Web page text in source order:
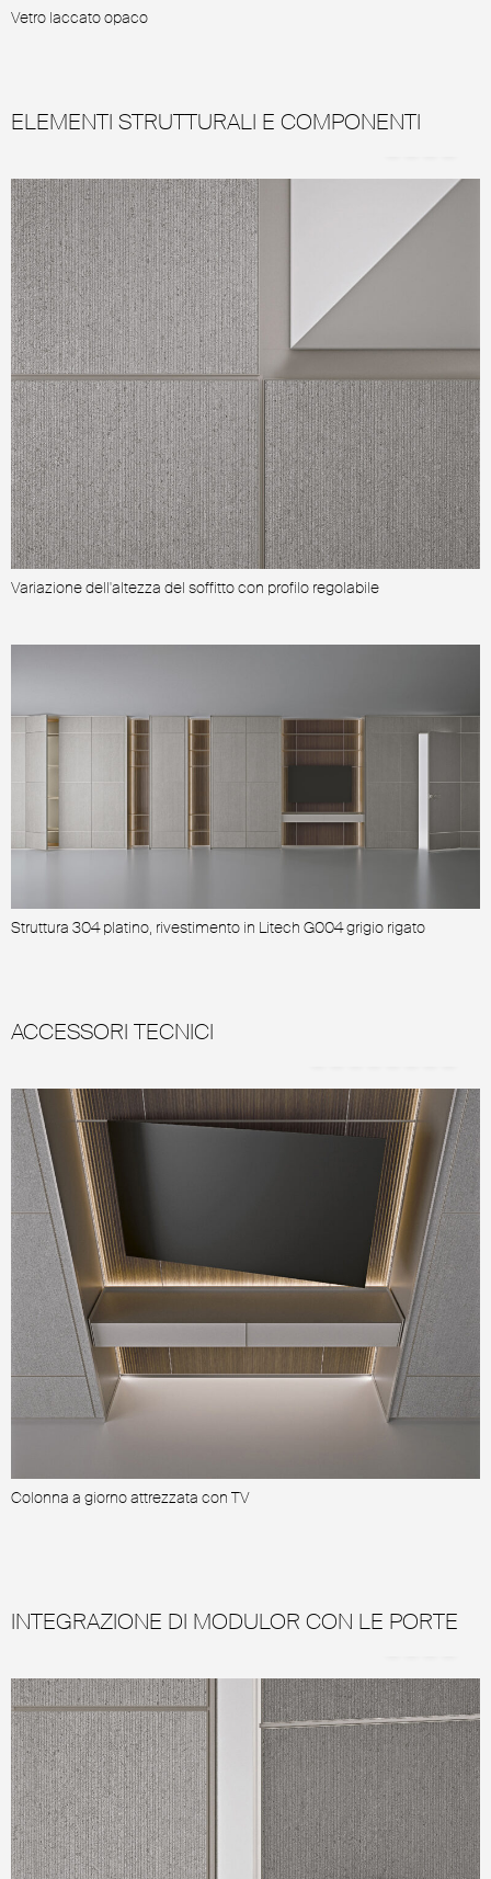
Vetro laccato opaco
Variazione dell'altezza del soffitto con profilo regolabile
ELEMENTI STRUTTURALI E COMPONENTI
Struttura 304 platino, rivestimento in Litech G004 grigio rigato
Colonna a giorno attrezzata con TV
ACCESSORI TECNICI
INTEGRAZIONE DI MODULOR CON LE PORTE